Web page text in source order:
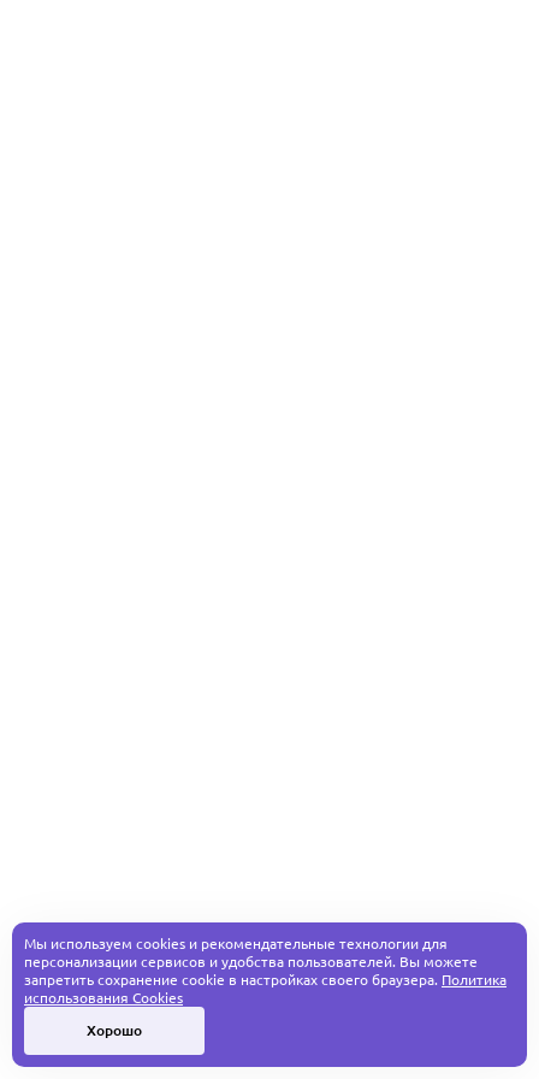
Мы используем cookies и рекомендательные технологии для
персонализации сервисов и удобства пользователей. Вы можете
запретить сохранение cookie в настройках своего браузера. Политика
использования Cookies
Хорошо